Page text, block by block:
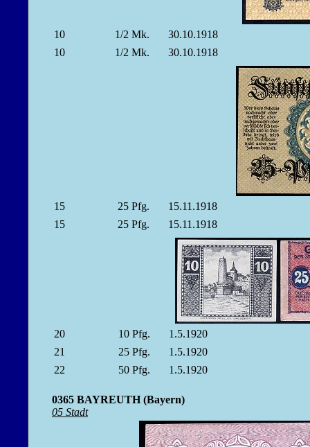
10 1/2 Mk.
30.10.1918
10
1/2 Mk. 30.10.1918
15 25 Pfg.
15.11.1918
15
25 Pfg. 15.11.1918
20 10 Pfg.
1.5.1920
21
25 Pfg.
1.5.1920
22
50 Pfg. 1.5.1920
0365 BAYREUTH (Bayern)
05 Stadt